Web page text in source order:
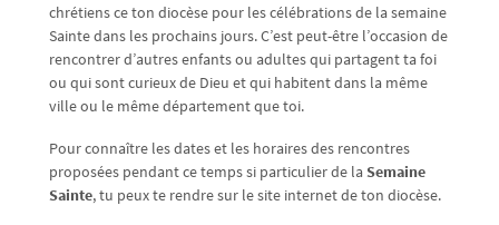
chrétiens ce ton diocèse pour les célébrations de la semaine
Sainte dans les prochains jours. C’est peut-être l’occasion de
rencontrer d’autres enfants ou adultes qui partagent ta foi
ou qui sont curieux de Dieu et qui habitent dans la même
ville ou le même département que toi.
Pour connaître les dates et les horaires des rencontres
proposées pendant ce temps si particulier de laSemaine
Sainte, tu peux te rendre sur le site internet de ton diocèse.